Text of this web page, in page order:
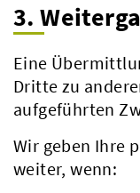
3.
Eine
Dritte zu
aufgeführten
Wir geben Ihre
weiter, wenn: